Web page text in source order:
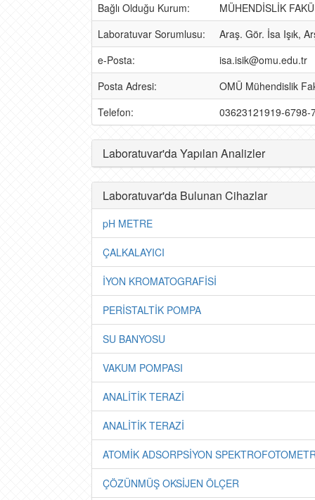
Bağlı Olduğu Kurum:
MÜHENDİSLİK
Laboratuvar Sorumlusu:
Araş. Gör. İsa Işık,
e-Posta:
isa.isik@omu.edu.tr
Posta Adresi:
OMÜ Mühendislik
Telefon:
03623121919-6798-
Laboratuvar'da Yapılan Analizler
Laboratuvar'da Bulunan Cihazlar
pH METRE
ÇALKALAYICI
İYON KROMATOGRAFİSİ
PERİSTALTİK POMPA
SU BANYOSU
VAKUM POMPASI
ANALİTİK TERAZİ
ANALİTİK TERAZİ
ATOMİK ADSORPSİYON
ÇÖZÜNMÜŞ OKSİJEN ÖLÇER